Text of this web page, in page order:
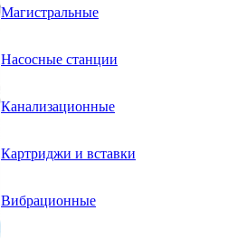
Магистральные
Насосные станции
Канализационные
Картриджи и вставки
Вибрационные